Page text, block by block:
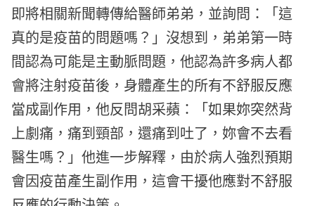
即將相關新聞轉傳給醫師弟弟，並詢問：「這
真的是疫苗的問題嗎？」沒想到，弟弟第一時
間認為可能是主動脈問題，他認為許多病人都
會將注射疫苗後，身體產生的所有不舒服反應
當成副作用，他反問胡采蘋：「如果妳突然背
上劇痛，痛到頸部，還痛到吐了，妳會不去看
醫生嗎？」他進一步解釋，由於病人強烈預期
會因疫苗產生副作用，這會干擾他應對不舒服